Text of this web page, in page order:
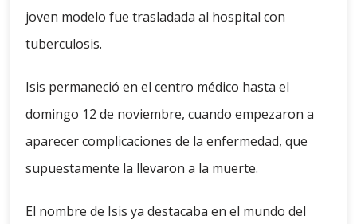
joven modelo fue trasladada al hospital con
tuberculosis.
Isis permaneció en el centro médico hasta el
domingo 12 de noviembre, cuando empezaron a
aparecer complicaciones de la enfermedad, que
supuestamente la llevaron a la muerte.
El nombre de Isis ya destacaba en el mundo del